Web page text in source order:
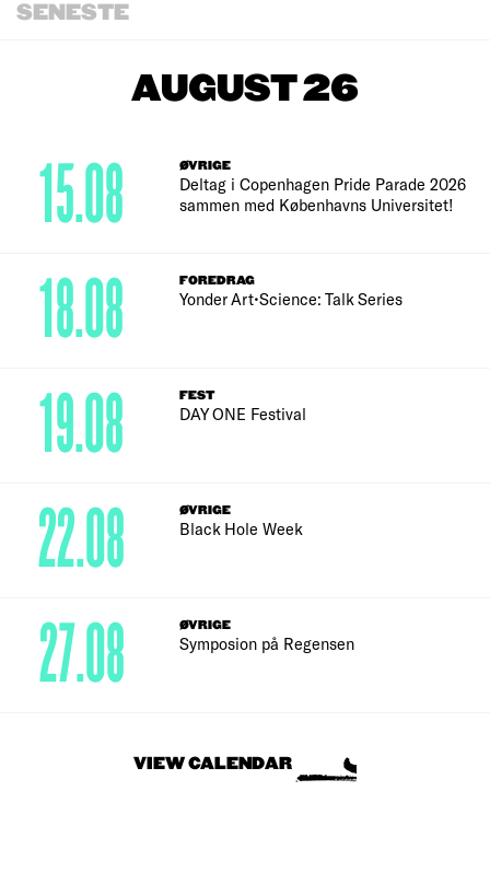
SENESTE
AUGUST 26
ØVRIGE
Deltag i Copenhagen Pride Parade 2026
sammen med Københavns Universitet!
15.08
FOREDRAG
Yonder Art•Science: Talk Series
18.08
FEST
DAY ONE Festival
19.08
ØVRIGE
Black Hole Week
22.08
ØVRIGE
Symposion på Regensen
27.08
VIEW CALENDAR